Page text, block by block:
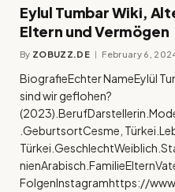
Eylul Tumbar Wiki,
Eltern und Vermögen
By ZOBUZZ.DE February 6,
BiografieEchter NameEylül
sind wir geflohen?
.GeburtsortCesme,
FolgenInstagramhttps://